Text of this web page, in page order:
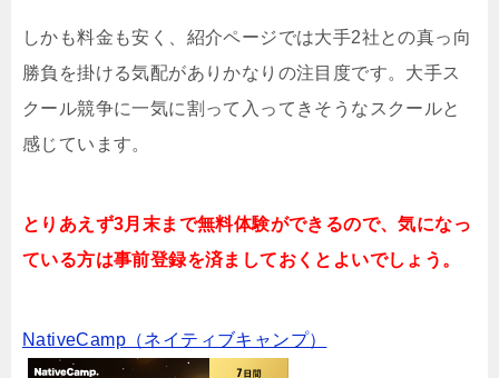
しかも料金も安く、紹介ページでは大手2社との真っ向
勝負を掛ける気配がありかなりの注目度です。大手ス
クール競争に一気に割って入ってきそうなスクールと
感じています。
とりあえず3月末まで無料体験ができるので、気になっ
ている方は事前登録を済ましておくとよいでしょう。
NativeCamp（ネイティブキャンプ）